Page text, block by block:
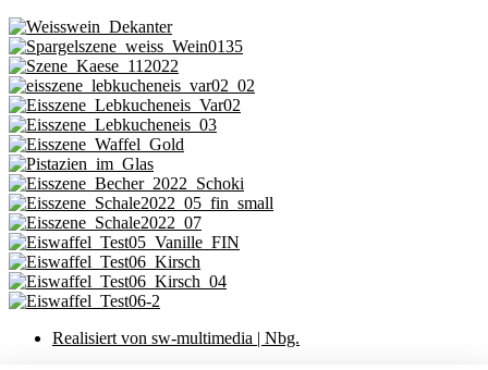
Realisiert von sw-multimedia | Nbg.